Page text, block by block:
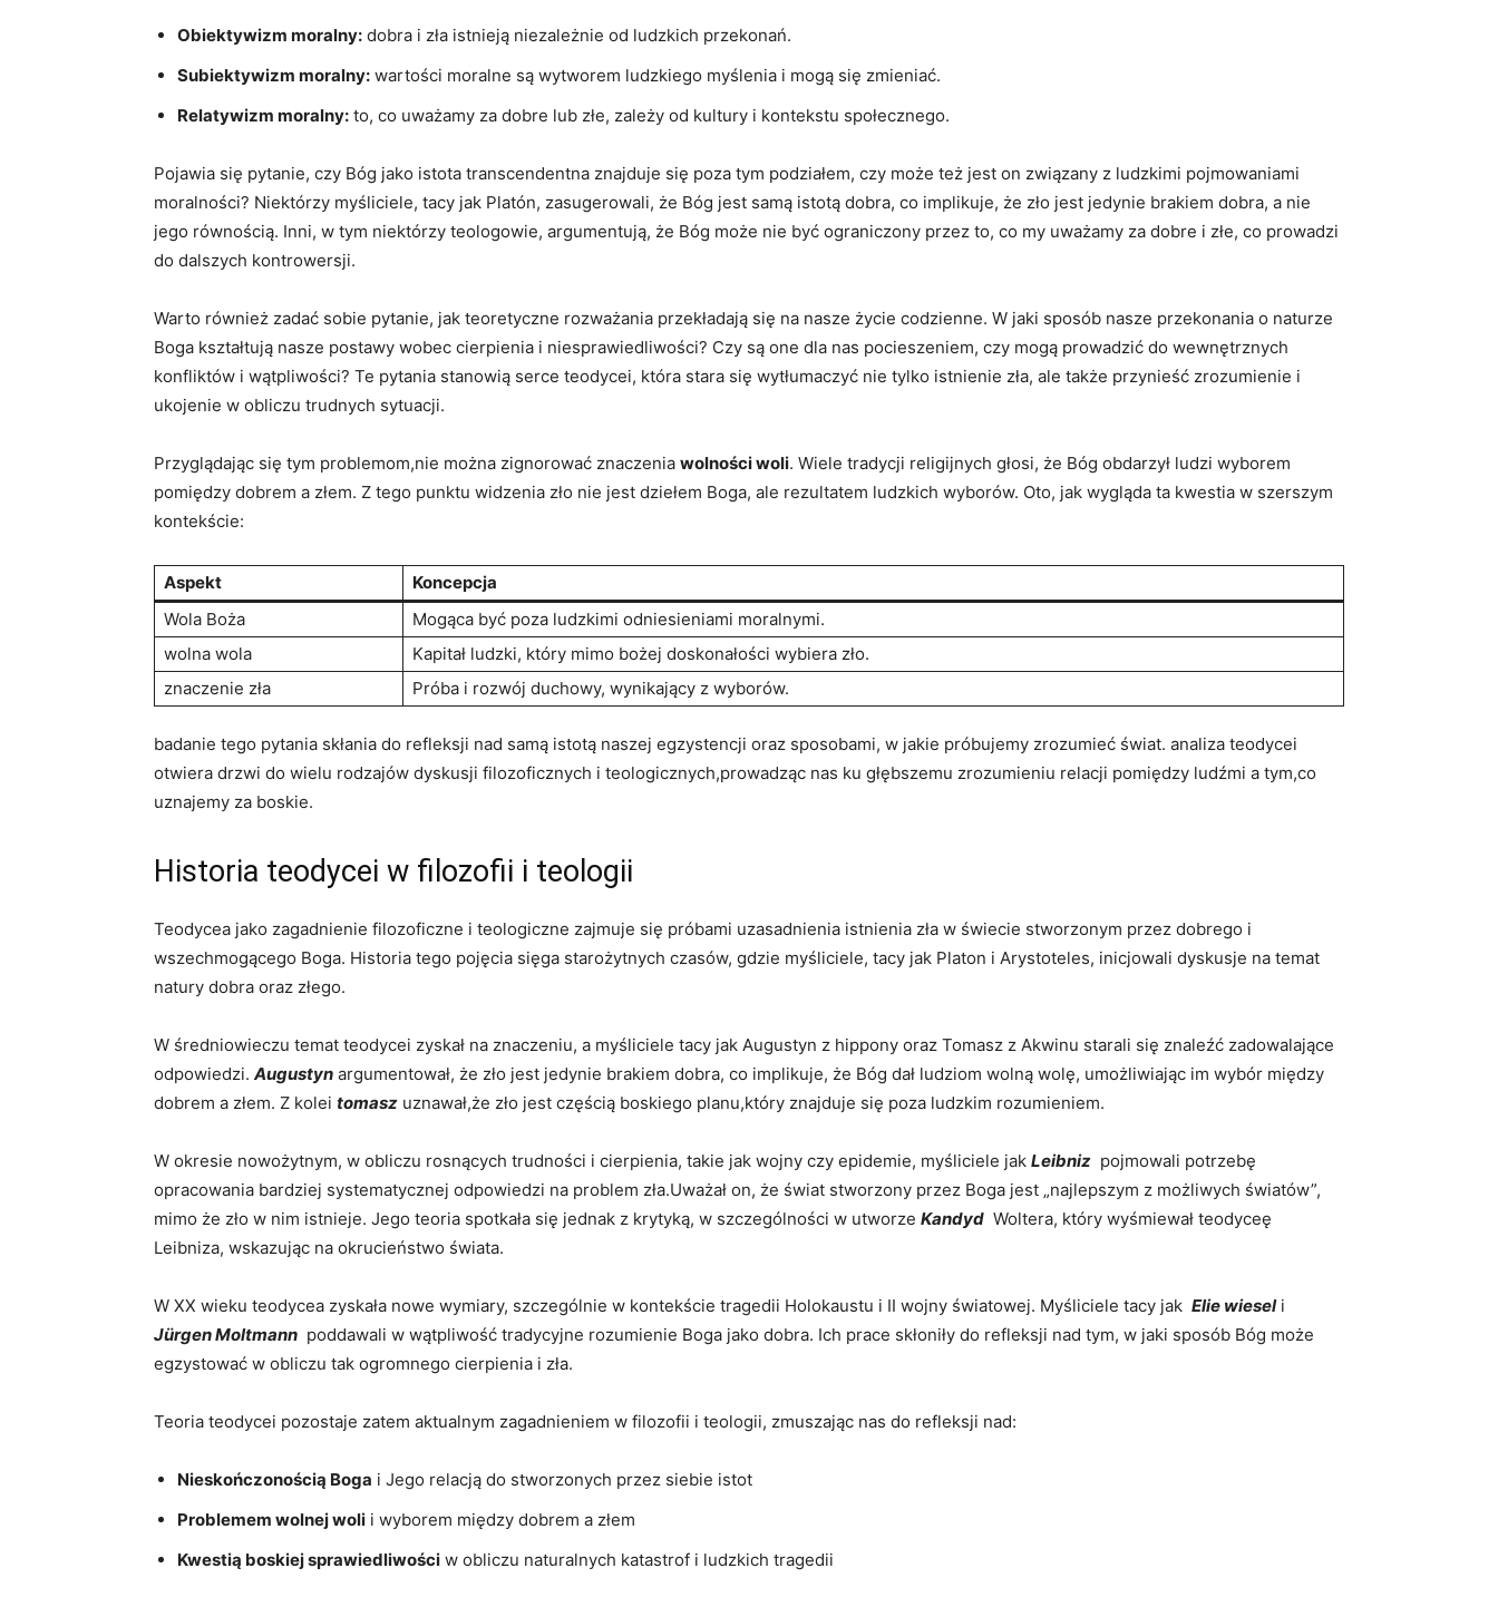
Obiektywizm moralny: dobra i​ zła ⁤istnieją niezależnie od‍ ludzkich przekonań.
Subiektywizm‌ moralny: wartości ⁣moralne ​są wytworem ludzkiego⁢ myślenia i mogą się ‌zmieniać.
Relatywizm ⁤moralny: ⁤to, co uważamy za dobre lub​ złe, zależy ⁣od kultury i kontekstu społecznego.
Pojawia ‍się pytanie, czy Bóg jako​ istota transcendentna‍ znajduje⁤ się⁤ poza ​tym⁤ podziałem, czy może też jest on ‌związany z ludzkimi pojmowaniami
moralności? ⁣Niektórzy ​myśliciele, tacy jak Platón, zasugerowali, że Bóg jest samą ⁤istotą dobra, co implikuje, że zło ‌jest ⁢jedynie brakiem dobra, a nie⁤
jego‍ równością. Inni, w tym ⁣niektórzy teologowie, argumentują, że Bóg​ może nie być ograniczony⁤ przez ⁤to, co my uważamy za dobre⁢ i złe,⁣ co prowadzi
‍do dalszych kontrowersji.
Warto również zadać sobie pytanie, ‍jak teoretyczne rozważania przekładają się na⁣ nasze życie⁣ codzienne.‍ W ⁣jaki sposób nasze przekonania ‌o naturze
Boga kształtują ‌nasze postawy wobec cierpienia i niesprawiedliwości? Czy są one‍ dla nas pocieszeniem, czy mogą prowadzić do ⁤wewnętrznych
⁣konfliktów i wątpliwości? Te pytania stanowią serce teodycei, która⁣ stara się‌ wytłumaczyć​ nie tylko istnienie ‍zła, ​ale‍ także przynieść zrozumienie i‌
ukojenie w obliczu trudnych sytuacji.
Przyglądając się tym ​problemom,nie można‍ zignorować​ znaczenia wolności⁢ woli. Wiele tradycji ⁣religijnych głosi,⁤ że​ Bóg ‌obdarzył ⁤ludzi wyborem
pomiędzy dobrem a złem. Z ⁤tego punktu widzenia zło nie jest dziełem‍ Boga, ‍ale rezultatem ludzkich wyborów. Oto,⁣ jak wygląda ‌ta kwestia w szerszym
kontekście:
Aspekt
Koncepcja
Wola Boża
Mogąca być poza ludzkimi odniesieniami moralnymi.
wolna wola
Kapitał ludzki, który mimo bożej doskonałości wybiera zło.
znaczenie zła
Próba i rozwój ‌duchowy, wynikający z wyborów.
badanie tego ‍pytania skłania do refleksji ​nad samą‌ istotą naszej egzystencji oraz sposobami, w⁣ jakie ⁢próbujemy ‌zrozumieć świat. ​analiza​ teodycei
⁣otwiera drzwi do ​wielu rodzajów dyskusji⁤ filozoficznych i teologicznych,prowadząc nas‍ ku głębszemu zrozumieniu relacji pomiędzy ‍ludźmi a tym,co
uznajemy za boskie.
Historia teodycei w ⁣filozofii i teologii
Teodycea jako ‌zagadnienie filozoficzne i teologiczne⁢ zajmuje się próbami uzasadnienia istnienia zła w świecie ​stworzonym przez dobrego ‌i
wszechmogącego Boga. Historia ⁣tego pojęcia sięga starożytnych czasów, gdzie‌ myśliciele, tacy jak ⁤Platon i Arystoteles, inicjowali dyskusje na ​temat
natury‌ dobra oraz⁣ złego.
W średniowieczu ⁢temat‌ teodycei ​zyskał na znaczeniu, a​ myśliciele ⁤tacy jak Augustyn ⁤z⁣ hippony oraz‍ Tomasz z ⁢Akwinu starali się znaleźć ‌zadowalające
odpowiedzi. Augustyn argumentował, że zło jest jedynie brakiem dobra, co implikuje, że Bóg dał‍ ludziom wolną wolę, ⁣umożliwiając im wybór ⁤między⁤
dobrem a złem. Z ‌kolei tomasz uznawał,że zło jest częścią​ boskiego​ planu,który znajduje się poza ⁢ludzkim rozumieniem.
W okresie nowożytnym, w obliczu‍ rosnących trudności i ⁤cierpienia, takie jak wojny czy‌ epidemie, myśliciele jak Leibniz ‍ pojmowali potrzebę
opracowania bardziej systematycznej odpowiedzi na problem zła.Uważał on, że świat ‌stworzony przez Boga jest „najlepszym z możliwych światów”,
mimo że zło w⁤ nim istnieje. Jego ⁢teoria‌ spotkała się⁤ jednak⁣ z krytyką, w ‍szczególności w utworze Kandyd ⁣ Woltera,⁤ który wyśmiewał teodyceę
‍Leibniza, wskazując na⁤ okrucieństwo świata.
W XX⁤ wieku‍ teodycea zyskała nowe wymiary, szczególnie w kontekście tragedii Holokaustu i II wojny⁢ światowej. Myśliciele tacy⁢ jak ⁤ Elie‌ wieseli
Jürgen Moltmann ​ poddawali⁢ w wątpliwość​ tradycyjne rozumienie Boga jako dobra. Ich‍ prace skłoniły do ‌refleksji‍ nad tym, w⁢ jaki ⁢sposób‌ Bóg może
egzystować w obliczu ‌tak ogromnego cierpienia i zła.
Teoria teodycei pozostaje​ zatem aktualnym⁤ zagadnieniem ⁤w filozofii i ⁤teologii, zmuszając nas do refleksji​ nad:
Nieskończonością‍ Boga i Jego relacją do stworzonych‍ przez siebie istot
Problemem ‍wolnej woli i ⁣wyborem między dobrem⁣ a złem
Kwestią boskiej ‌sprawiedliwości w obliczu naturalnych katastrof i⁤ ludzkich‌ tragedii